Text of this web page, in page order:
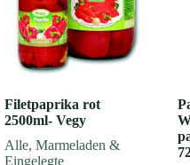
Filetpaprika rot
2500ml- Vegy
Alle, Marmeladen &
Eingelegte